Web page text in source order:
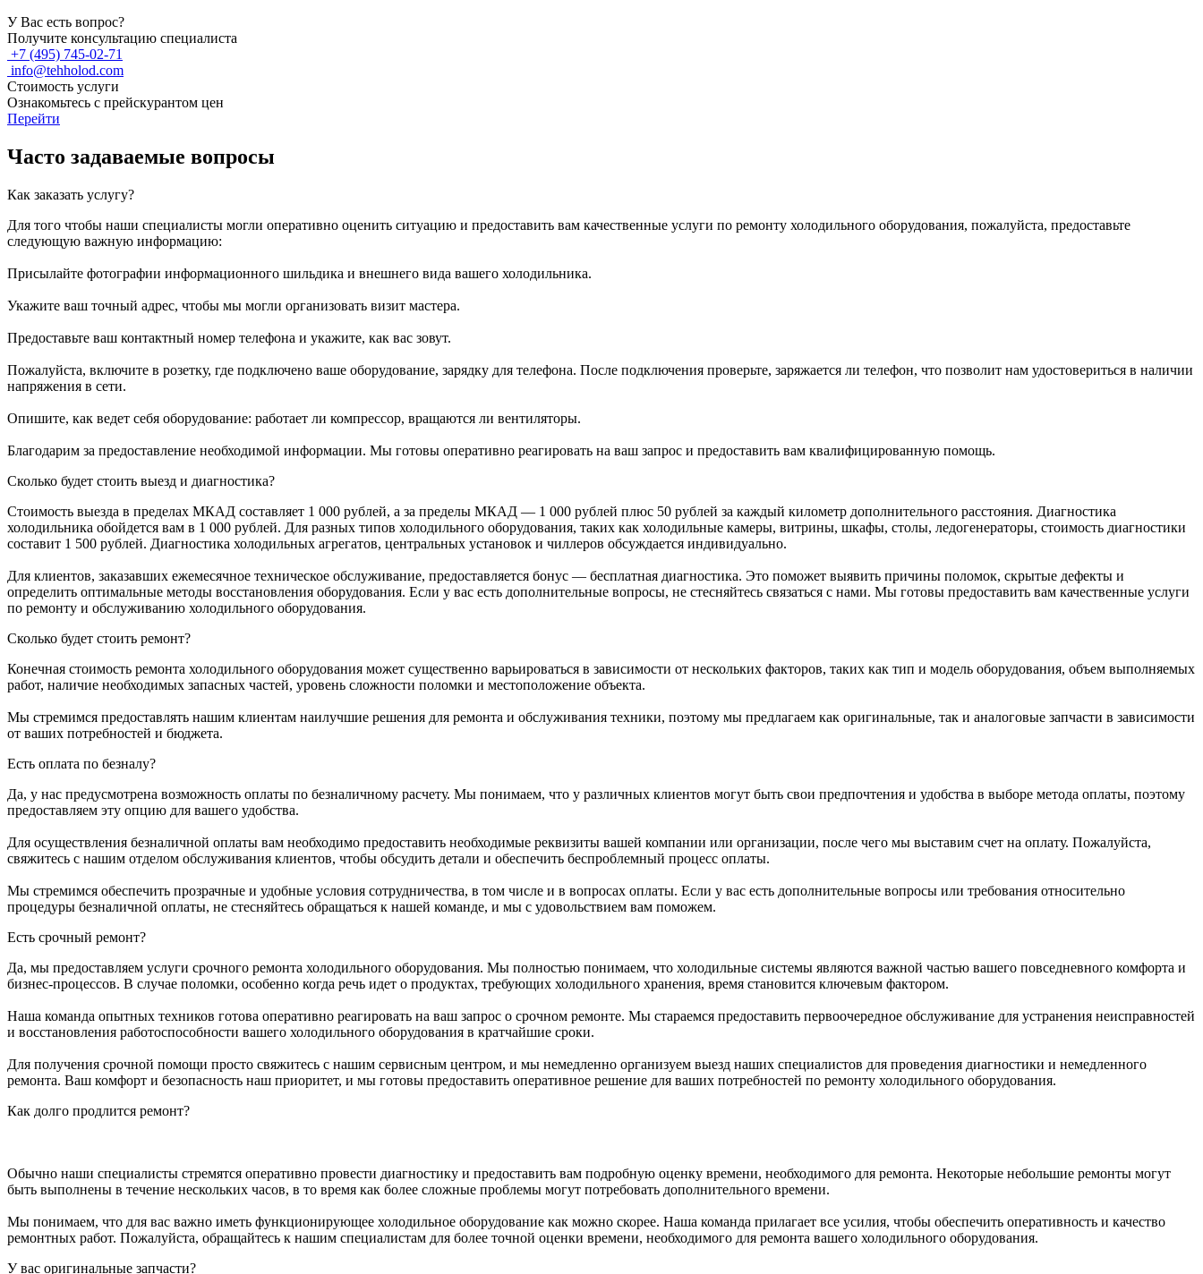
У Вас есть вопрос?
Получите консультацию специалиста
+7 (495) 745-02-71
info@tehholod.com
Стоимость услуги
Ознакомьтесь с прейскурантом цен
Перейти
Часто задаваемые вопросы
Как заказать услугу?
Для того чтобы наши специалисты могли оперативно оценить ситуацию и предоставить вам качественные услуги по ремонту холодильного оборудования, пожалуйста, предоставьте
следующую важную информацию:
Присылайте фотографии информационного шильдика и внешнего вида вашего холодильника.
Укажите ваш точный адрес, чтобы мы могли организовать визит мастера.
Предоставьте ваш контактный номер телефона и укажите, как вас зовут.
Пожалуйста, включите в розетку, где подключено ваше оборудование, зарядку для телефона. После подключения проверьте, заряжается ли телефон, что позволит нам удостовериться в наличии
напряжения в сети.
Опишите, как ведет себя оборудование: работает ли компрессор, вращаются ли вентиляторы.
Благодарим за предоставление необходимой информации. Мы готовы оперативно реагировать на ваш запрос и предоставить вам квалифицированную помощь.
Сколько будет стоить выезд и диагностика?
Стоимость выезда в пределах МКАД составляет 1 000 рублей, а за пределы МКАД — 1 000 рублей плюс 50 рублей за каждый километр дополнительного расстояния. Диагностика
холодильника обойдется вам в 1 000 рублей. Для разных типов холодильного оборудования, таких как холодильные камеры, витрины, шкафы, столы, ледогенераторы, стоимость диагностики
составит 1 500 рублей. Диагностика холодильных агрегатов, центральных установок и чиллеров обсуждается индивидуально.
Для клиентов, заказавших ежемесячное техническое обслуживание, предоставляется бонус — бесплатная диагностика. Это поможет выявить причины поломок, скрытые дефекты и
определить оптимальные методы восстановления оборудования. Если у вас есть дополнительные вопросы, не стесняйтесь связаться с нами. Мы готовы предоставить вам качественные услуги
по ремонту и обслуживанию холодильного оборудования.
Сколько будет стоить ремонт?
Конечная стоимость ремонта холодильного оборудования может существенно варьироваться в зависимости от нескольких факторов, таких как тип и модель оборудования, объем выполняемых
работ, наличие необходимых запасных частей, уровень сложности поломки и местоположение объекта.
Мы стремимся предоставлять нашим клиентам наилучшие решения для ремонта и обслуживания техники, поэтому мы предлагаем как оригинальные, так и аналоговые запчасти в зависимости
от ваших потребностей и бюджета.
Есть оплата по безналу?
Да, у нас предусмотрена возможность оплаты по безналичному расчету. Мы понимаем, что у различных клиентов могут быть свои предпочтения и удобства в выборе метода оплаты, поэтому
предоставляем эту опцию для вашего удобства.
Для осуществления безналичной оплаты вам необходимо предоставить необходимые реквизиты вашей компании или организации, после чего мы выставим счет на оплату. Пожалуйста,
свяжитесь с нашим отделом обслуживания клиентов, чтобы обсудить детали и обеспечить беспроблемный процесс оплаты.
Мы стремимся обеспечить прозрачные и удобные условия сотрудничества, в том числе и в вопросах оплаты. Если у вас есть дополнительные вопросы или требования относительно
процедуры безналичной оплаты, не стесняйтесь обращаться к нашей команде, и мы с удовольствием вам поможем.
Есть срочный ремонт?
Да, мы предоставляем услуги срочного ремонта холодильного оборудования. Мы полностью понимаем, что холодильные системы являются важной частью вашего повседневного комфорта и
бизнес-процессов. В случае поломки, особенно когда речь идет о продуктах, требующих холодильного хранения, время становится ключевым фактором.
Наша команда опытных техников готова оперативно реагировать на ваш запрос о срочном ремонте. Мы стараемся предоставить первоочередное обслуживание для устранения неисправностей
и восстановления работоспособности вашего холодильного оборудования в кратчайшие сроки.
Для получения срочной помощи просто свяжитесь с нашим сервисным центром, и мы немедленно организуем выезд наших специалистов для проведения диагностики и немедленного
ремонта. Ваш комфорт и безопасность наш приоритет, и мы готовы предоставить оперативное решение для ваших потребностей по ремонту холодильного оборудования.
Как долго продлится ремонт?
Обычно наши специалисты стремятся оперативно провести диагностику и предоставить вам подробную оценку времени, необходимого для ремонта. Некоторые небольшие ремонты могут
быть выполнены в течение нескольких часов, в то время как более сложные проблемы могут потребовать дополнительного времени.
Мы понимаем, что для вас важно иметь функционирующее холодильное оборудование как можно скорее. Наша команда прилагает все усилия, чтобы обеспечить оперативность и качество
ремонтных работ. Пожалуйста, обращайтесь к нашим специалистам для более точной оценки времени, необходимого для ремонта вашего холодильного оборудования.
У вас оригинальные запчасти?